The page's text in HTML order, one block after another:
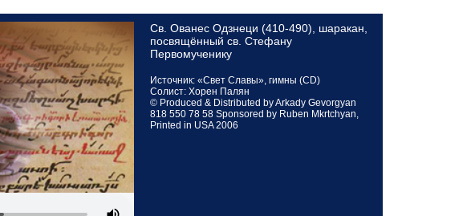
Св. Ованес Одзнеци (410-490), шаракан,
посвящённый св. Стефану
Первомученику
Источник: «Свет Славы», гимны (CD)
Солист: Хорен Палян
© Produced & Distributed by Arkady Gevorgyan
818 550 78 58 Sponsored by Ruben Mkrtchyan,
Printed in USA 2006